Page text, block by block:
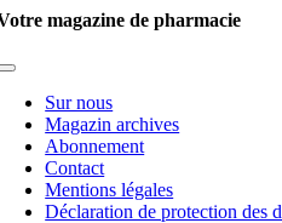
magazine de pharmacie
Toggle
NavigationSur nous
Magazin archives
Abonnement
Contact
Mentions légales
Déclaration de protection des